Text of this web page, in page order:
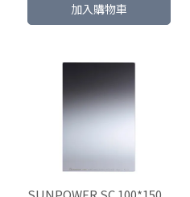
加入購物車